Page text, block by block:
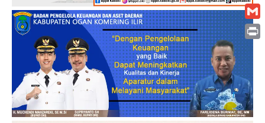
Print